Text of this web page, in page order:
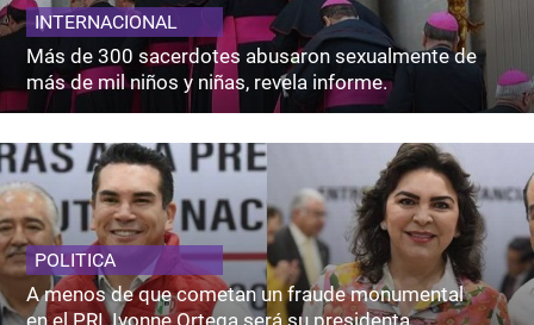
INTERNACIONAL
Más de 300 sacerdotes abusaron sexualmente de
más de mil niños y niñas, revela informe.
POLITICA
A menos de que cometan un fraude monumental
en el PRI, Ivonne Ortega será su presidenta.